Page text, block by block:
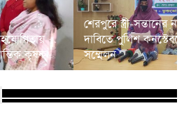
কৃষক
শেরপুরে স্ত্রী-সন্তানের
দাবিতে পুলিশ
সম্মেলন